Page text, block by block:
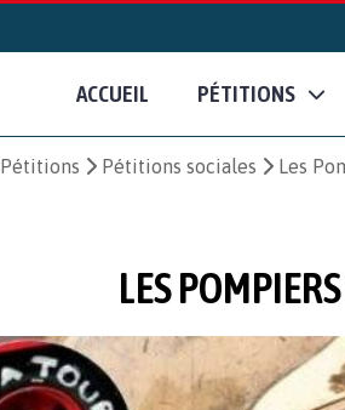
ACCUEIL PÉTITIONS
Pétitions Pétitions sociales Les
LES